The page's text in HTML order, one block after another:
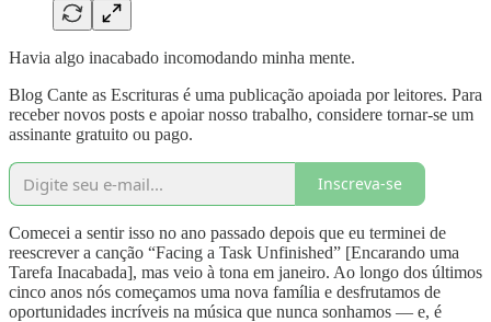
Havia algo inacabado incomodando minha mente.
Blog Cante as Escrituras é uma publicação apoiada por leitores. Para
receber novos posts e apoiar nosso trabalho, considere tornar-se um
assinante gratuito ou pago.
Inscreva-se
Comecei a sentir isso no ano passado depois que eu terminei de
reescrever a canção “Facing a Task Unfinished” [Encarando uma
Tarefa Inacabada], mas veio à tona em janeiro. Ao longo dos últimos
cinco anos nós começamos uma nova família e desfrutamos de
oportunidades incríveis na música que nunca sonhamos — e, é